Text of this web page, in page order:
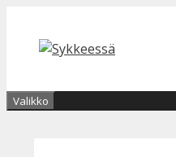
sisältöön
Valikko